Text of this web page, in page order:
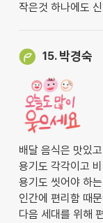
작은것 하나에도
15. 박경숙
배달 음식은 맛있
용기도 각각이고
용기도 씻어야 하
인간에 편리함 때
다음 세대를 위해